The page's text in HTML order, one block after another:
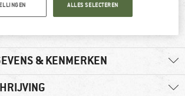
het aan
Klanten zeggen:
& KENMERKEN
ALLES SELECTEREN